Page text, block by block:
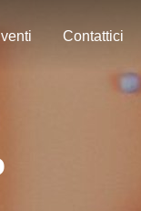
Contattici